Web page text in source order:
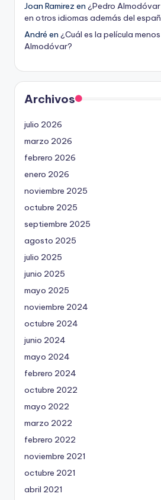
Joan Ramirez en ¿Pedro
en otros idiomas además del
André en ¿Cuál es la película
Almodóvar?
Archivos
julio 2026
marzo 2026
febrero 2026
enero 2026
noviembre 2025
octubre 2025
septiembre 2025
agosto 2025
julio 2025
junio 2025
mayo 2025
noviembre 2024
octubre 2024
junio 2024
mayo 2024
febrero 2024
octubre 2022
mayo 2022
marzo 2022
febrero 2022
noviembre 2021
octubre 2021
abril 2021